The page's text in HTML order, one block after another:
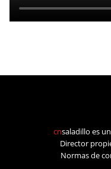
cnsaladillo es
Director
Normas de